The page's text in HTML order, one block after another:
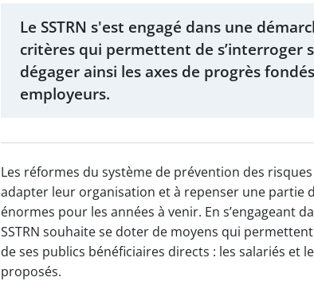
Le SSTRN s'est engagé dans une
critères qui permettent de s’interroger
dégager ainsi les axes de progrès
employeurs.
Les réformes du système de prévention des
adapter leur organisation et à repenser une partie
énormes pour les années à venir. En s’engageant
SSTRN souhaite se doter de moyens qui
de ses publics bénéficiaires directs : les salariés
proposés.